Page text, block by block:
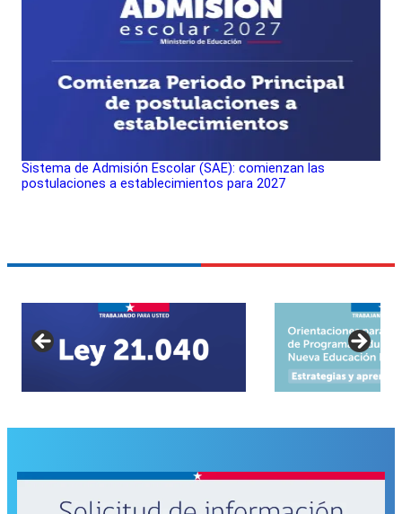
Sistema de Admisión Escolar (SAE): comienzan las
postulaciones a establecimientos para 2027